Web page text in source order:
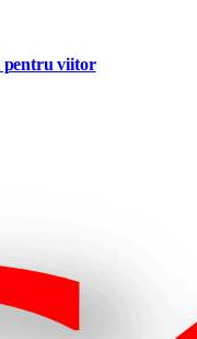
pentru viitor